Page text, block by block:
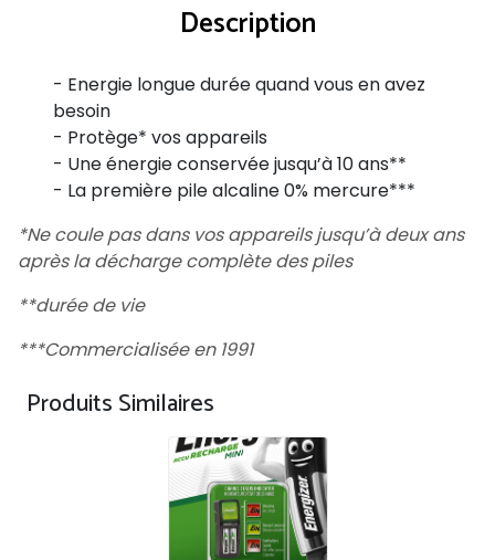
Description
- Energie longue durée quand vous en avez
besoin
- Protège* vos appareils
- Une énergie conservée jusqu’à 10 ans**
- La première pile alcaline 0% mercure***
*Ne coule pas dans vos appareils jusqu’à deux ans
après la décharge complète des piles
**durée de vie
***Commercialisée en 1991
Produits Similaires